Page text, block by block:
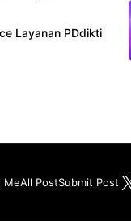
Layanan PDdikti
MeAll PostSubmit PostX